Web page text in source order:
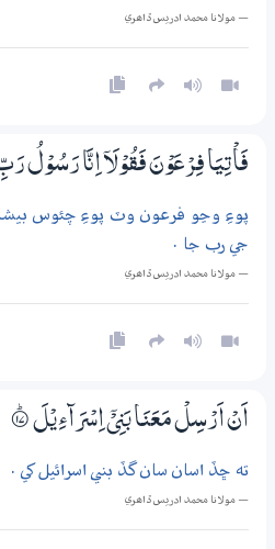
— مولانا محمد ادريس ڏاھري
فَاْتِيَا فِرْعَوْنَ فَقُوْلَآ اِنَّا رَسُوْلُ
پوءِ وڃو فرعون وٽ پوءِ چئوس
جي رب جا .
— مولانا محمد ادريس ڏاھري
اَنْ اَرْسِلْ مَعَنَا بَنِيْٓ اِسْرَاۗءِيْلَ ۝ۭ17
ته ڇڏ اسان سان گڏ بني اسرائيل کي .
— مولانا محمد ادريس ڏاھري